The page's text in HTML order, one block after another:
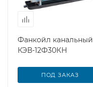
Фанкойл канальный
КЭВ-12Ф30КН
ПОД ЗАКАЗ